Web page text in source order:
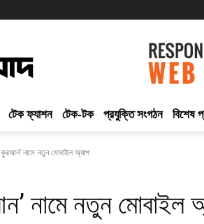
টেক ফ্যাশন টেক-টক প্রযুক্তি সংগঠন বিশেষ
কুরআন’ নামে নতুন মোবাইল অ্যাপ
নামে নতুন মোবাইল